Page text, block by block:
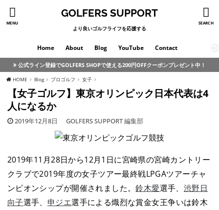
MENU SEARCH
GOLFERS SUPPORT
より良いゴルフライフを応援する
Home About Blog YouTube Contact
公式ライン登録でGOLFERS SHOPで使える200円OFFクーポンプレゼント中！
HOME Blog プロゴルフ 女子
【女子ゴルフ】東京オリンピック日本代表は4
人になるか
2019年12月8日 GOLFERS SUPPORT 編集部
2019年11月28日から12月1日に宮崎県の宮崎カントリー
クラブで2019年度の女子ツアー最終戦LPGAツアーチャ
ンピオンシップが開催されました。鈴木愛選手、 渋野日
向子選手、 申ジエ選手による熾烈な賞金女王争いは鈴木